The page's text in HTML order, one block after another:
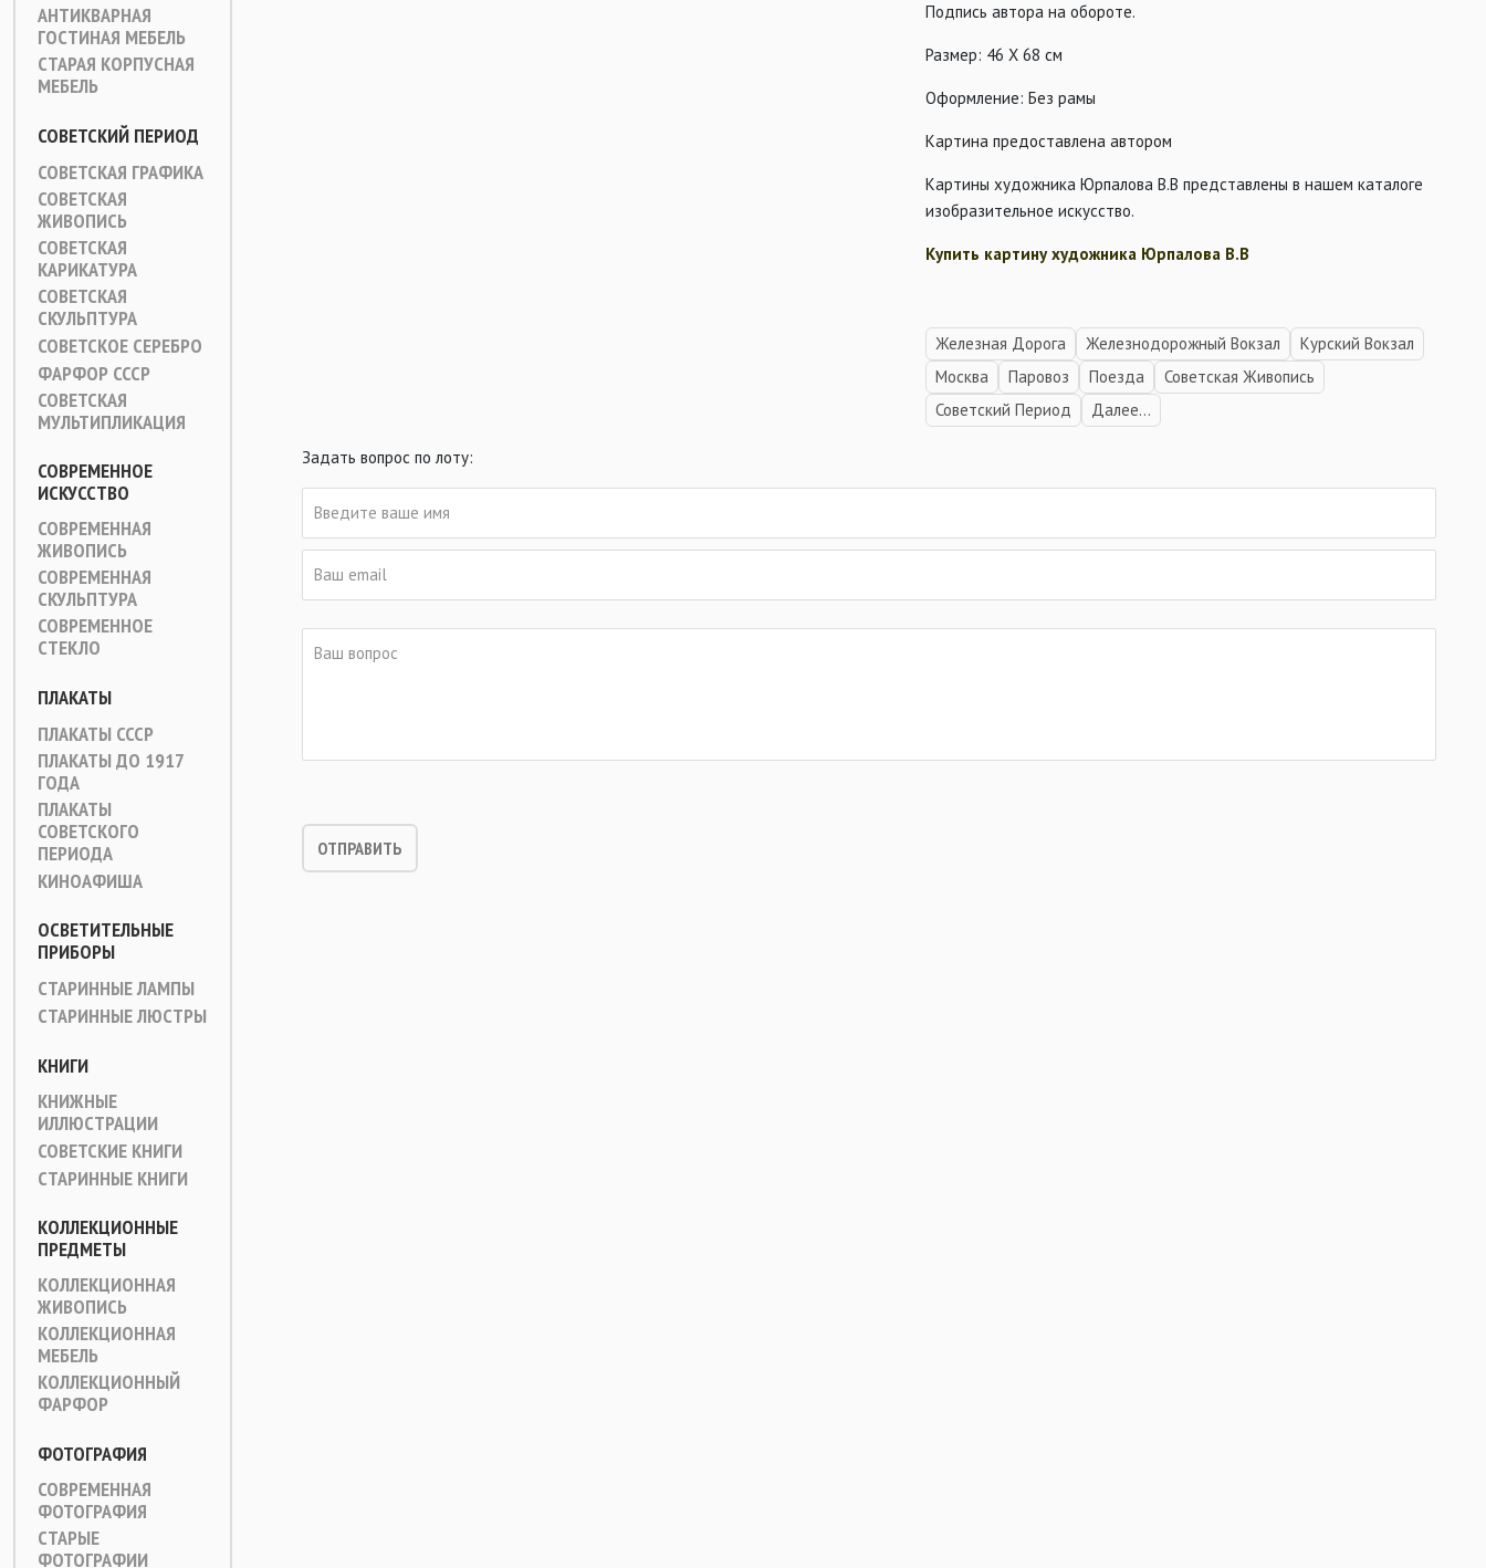
АНТИКВАРНАЯ
ГОСТИНАЯ МЕБЕЛЬ
СТАРАЯ КОРПУСНАЯ
МЕБЕЛЬ
СОВЕТСКИЙ ПЕРИОД
СОВЕТСКАЯ ГРАФИКА
СОВЕТСКАЯ
ЖИВОПИСЬ
СОВЕТСКАЯ
КАРИКАТУРА
СОВЕТСКАЯ
СКУЛЬПТУРА
СОВЕТСКОЕ СЕРЕБРО
ФАРФОР СССР
СОВЕТСКАЯ
МУЛЬТИПЛИКАЦИЯ
СОВРЕМЕННОЕ
ИСКУССТВО
СОВРЕМЕННАЯ
ЖИВОПИСЬ
СОВРЕМЕННАЯ
СКУЛЬПТУРА
СОВРЕМЕННОЕ
СТЕКЛО
ПЛАКАТЫ
ПЛАКАТЫ СССР
ПЛАКАТЫ ДО 1917
ГОДА
ПЛАКАТЫ
СОВЕТСКОГО
ПЕРИОДА
КИНОАФИША
ОСВЕТИТЕЛЬНЫЕ
ПРИБОРЫ
СТАРИННЫЕ ЛАМПЫ
СТАРИННЫЕ ЛЮСТРЫ
КНИГИ
КНИЖНЫЕ
ИЛЛЮСТРАЦИИ
СОВЕТСКИЕ КНИГИ
СТАРИННЫЕ КНИГИ
КОЛЛЕКЦИОННЫЕ
ПРЕДМЕТЫ
КОЛЛЕКЦИОННАЯ
ЖИВОПИСЬ
КОЛЛЕКЦИОННАЯ
МЕБЕЛЬ
КОЛЛЕКЦИОННЫЙ
ФАРФОР
ФОТОГРАФИЯ
СОВРЕМЕННАЯ
ФОТОГРАФИЯ
СТАРЫЕ
ФОТОГРАФИИ
Подпись автора на обороте.
Размер: 46 Х 68 см
Оформление: Без рамы
Картина предоставлена автором
Картины художника Юрпалова В.В представлены в нашем каталоге
изобразительное искусство.
Купить картину художника Юрпалова В.В
Железная Дорога Железнодорожный Вокзал
Курский Вокзал
Москва
Паровоз Поезда
Советская Живопись
Советский Период
Далее...
Задать вопрос по лоту: